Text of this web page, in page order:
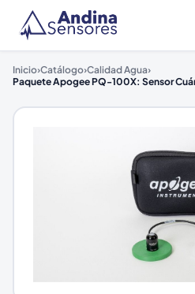
Inicio›Catálogo›Calidad Agua›
Paquete Apogee PQ-100X: Sensor